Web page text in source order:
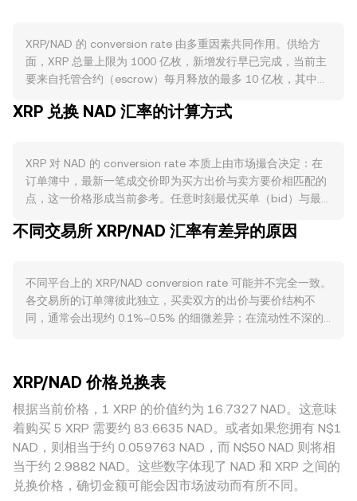
XRP/NAD 的 conversion rate 由多重因素共同作用。供给方
面，XRP 总量上限为 1000 亿枚，新增发行早已完成，当前主
要来自托管合约（escrow）每月释放的最多 10 亿枚，其中大
手续费以极小额 XRP 销毁的方式处理，长期看对流通供给有微
币分配。需求方面，跨境支付与流动性桥接是核心驱动，
Ripple 的按需流动性（ODL）等方案在结算场景中使用 XRP
作为中介资产时会提升需求；XRPL 原生去中心化交易所
的采用，也会在链上活动上行时抬升对 XRP 的使用。宏观层
南非兰特维持紧密联系并受区域与全球利率、商品与外汇波动
影响，NAD 的强弱会在法币端改变以 NAD 计价的 XRP/NAD
conversion rate。监管事件对 XRP 尤为关键，例如美国关于
续合约资金费率正负变动、季度合约与期权到期造成的套保与
展期、链上及中心化交易所的大额地址（鲸鱼）净流入或净流
出，都会在短期内改变市场结构与流动性，从而影响
XRP/NAD 的瞬时定价。
XRP 兑换 NAD 汇率的计算方式
XRP 对 NAD 的 conversion rate 本质上由市场撮合决定：在
订单簿中，最新一笔成交价即为买方出价与卖方要价相匹配的
点，这一价格形成当前参考。任意时刻最优买单（bid）与最
间价（mid-price），常用作观察基准。当参考多个交易平台
大的平台对综合价格的影响越大。基于该价格，简单换算关系
为：以 NAD 计值时，NAD Value = XRP Amount × rate；反向
计算则为 XRP Amount = NAD Value / rate。在某些场景下，
与 y 为池中两种资产储备量，价格可近似表示为 y/x；当交易
导致池中储备发生变化，价格沿着曲线自动更新。中心化订单
簿、跨平台 VWAP 与链上 AMM 的报价共同构成市场对
XRP/NAD conversion rate 的综合发现机制。
不同交易所 XRP/NAD 汇率有差异的原因
不同平台上的 XRP/NAD conversion rate 可能并不完全一致。
各交易所的订单簿彼此独立，买卖双方的出价与要价结构不
同，通常会出现约 0.1%–0.5% 的细微差异；在流动性不深的
确定性或新规出台时，平台间的供需可能瞬间失衡。此外，许
多平台的定价路径并非直接使用 XRP/NAD 现货，而是通过
XRP/USDT、USDT/USD 以及 USD/NAD（或 NAD 与 ZAR 的
联动）等多重报价链条折算，USDT 相对法币偶发的轻微溢折
价会层层传导至最终的 XRP/NAD 标价。套利者会在价差扩大
时买低卖高以收敛差异，但受限于撮合深度、提现与入金速
度、链上确认与合规限制等因素，价差难以被完全消除，因此
XRP/NAD 价格兑换表
根据当前价格，1 XRP 的价值约为 16.7327 NAD。这意味
着购买 5 XRP 需要约 83.6635 NAD。或者如果您拥有 N$1
NAD，则相当于约 0.059763 NAD，而 N$50 NAD 则将相
当于约 2.9882 NAD。这些数字体现了 NAD 和 XRP 之间的
兑换价格，确切金额可能会因市场波动而有所不同。